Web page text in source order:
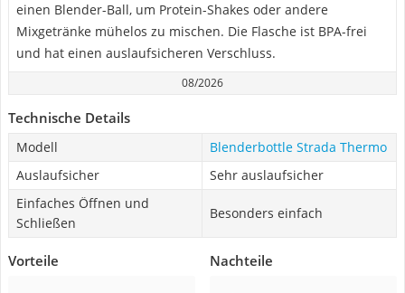
einen Blender-Ball, um Protein-Shakes oder andere
Mixgetränke mühelos zu mischen. Die Flasche ist BPA-frei
und hat einen auslaufsicheren Verschluss.
08/2026
Technische Details
Modell
Blenderbottle Strada Thermo
Auslaufsicher
Sehr auslaufsicher
Einfaches Öffnen und
Schließen
Besonders einfach
Vorteile Nachteile